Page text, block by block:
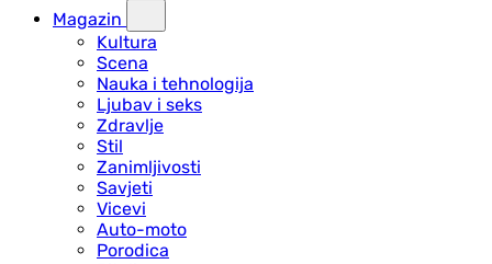
Magazin
Kultura
Scena
Nauka i tehnologija
Ljubav i seks
Zdravlje
Stil
Zanimljivosti
Savjeti
Vicevi
Auto-moto
Porodica